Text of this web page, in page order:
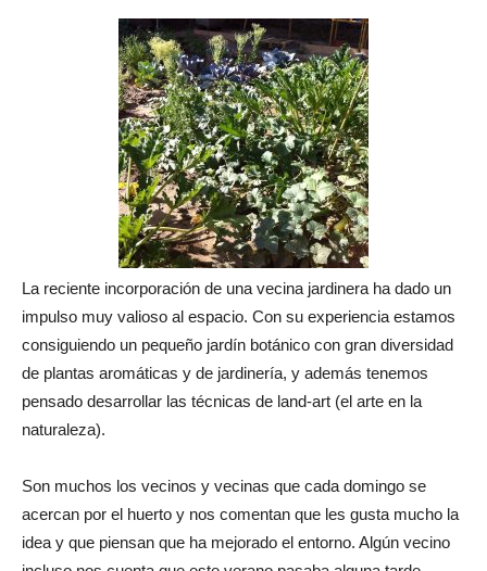
La reciente incorporación de una vecina jardinera ha dado un
impulso muy valioso al espacio. Con su experiencia estamos
consiguiendo un pequeño jardín botánico con gran diversidad
de plantas aromáticas y de jardinería, y además tenemos
pensado desarrollar las técnicas de land-art (el arte en la
naturaleza).
Son muchos los vecinos y vecinas que cada domingo se
acercan por el huerto y nos comentan que les gusta mucho la
idea y que piensan que ha mejorado el entorno. Algún vecino